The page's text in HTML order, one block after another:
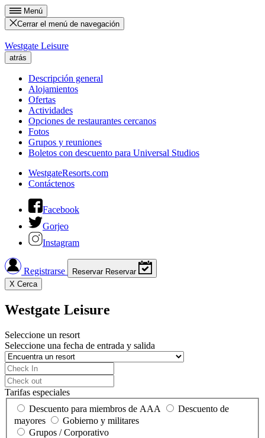
Menú
Cerrar el menú de navegación
Westgate Leisure
atrás
Descripción general
Alojamientos
Ofertas
Actividades
Opciones de restaurantes cercanos
Fotos
Grupos y reuniones
Boletos con descuento para Universal Studios
WestgateResorts.com
Contáctenos
Facebook
Gorjeo
Instagram
Registrarse Reservar Reservar
X Cerca
Westgate Leisure
Seleccione un resort
Seleccione una fecha de entrada y salida
Tarifas especiales
Descuento para miembros de AAA
Descuento de
mayores
Gobierno y militares
Grupos / Corporativo